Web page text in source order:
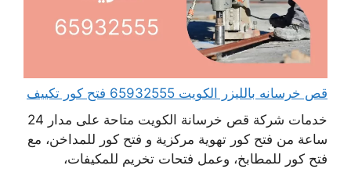
قص خرسانه بالليزر الكويت 65932555 فتح كور تكييف
خدمات شركة قص خرسانة الكويت متاحة على مدار 24
ساعة من فتح كور تهوية مركزية و فتح كور للمداخن، مع
فتح كور للمطابخ، وعمل فتحات تخريم للمكيفات،